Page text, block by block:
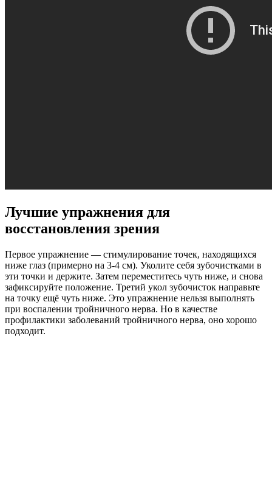
Лучшие упражнения для
восстановления зрения
Первое упражнение — стимулирование точек, находящихся
ниже глаз (примерно на 3-4 см). Уколите себя зубочистками в
эти точки и держите. Затем переместитесь чуть ниже, и снова
зафиксируйте положение. Третий укол зубочисток направьте
на точку ещё чуть ниже. Это упражнение нельзя выполнять
при воспалении тройничного нерва. Но в качестве
профилактики заболеваний тройничного нерва, оно хорошо
подходит.